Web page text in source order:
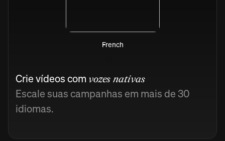
French
Crie vídeos com vozes nativas
Escale suas campanhas em mais de 30
idiomas.